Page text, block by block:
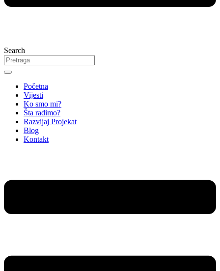
Search
Početna
Vijesti
Ko smo mi?
Šta radimo?
Razvijaj Projekat
Blog
Kontakt